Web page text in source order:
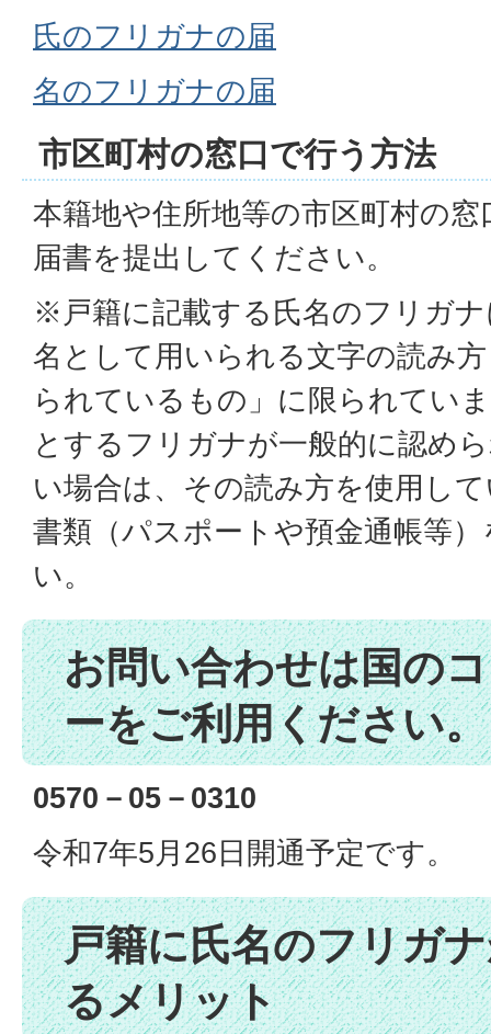
氏のフリガナの届
名のフリガナの届
市区町村の窓口で行う方法
本籍地や住所地等の市区町村の
届書を提出してください。
※戸籍に記載する氏名のフリガ
名として用いられる文字の読み
られているもの」に限られてい
とするフリガナが一般的に認め
い場合は、その読み方を使用し
書類（パスポートや預金通帳等
い。
お問い合わせは国の
ーをご利用ください。
0570－05－0310
令和7年5月26日開通予定です。
戸籍に氏名のフリガ
るメリット